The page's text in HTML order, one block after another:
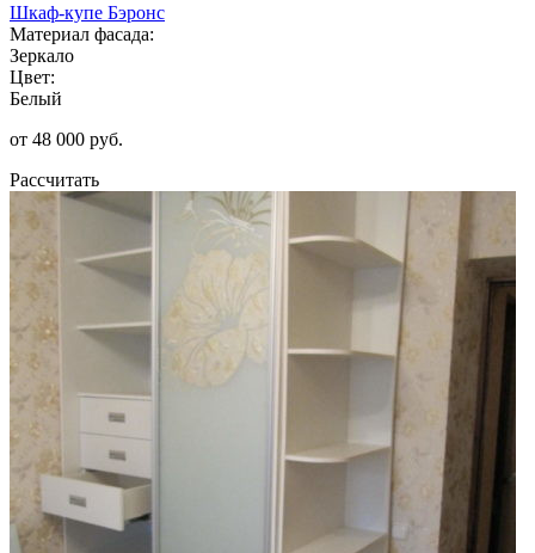
Шкаф-купе Бэронс
Материал фасада:
Зеркало
Цвет:
Белый
от 48 000 руб.
Рассчитать